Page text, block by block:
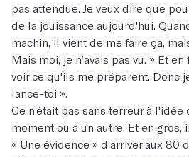
pas attendue. Je veux dire que
de la jouissance aujourd'hui.
machin, il vient de me faire ça,
Mais moi, je n’avais pas vu. » Et
voir ce qu'ils me préparent. Donc
lance-toi ».
Ce n’était pas sans terreur à
moment ou à un autre. Et en
« Une évidence » d’arriver aux 80